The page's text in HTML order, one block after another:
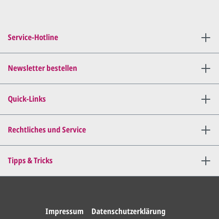
uns, was Sie amEntwurf
Wir senden Ihnen den
Dies wiederholen wir so lange,
bis
Service-Hotline
Rechtliches und Service
Tipps & Tricks
Quick-Links
Newsletter bestellen
Impressum Datenschutzerklärung